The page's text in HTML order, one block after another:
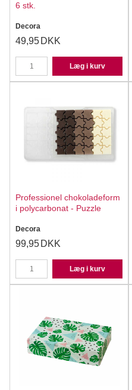
6 stk.
Decora
49,95 DKK
Læg i kurv
Professionel chokoladeform
i polycarbonat - Puzzle
Decora
99,95 DKK
Læg i kurv